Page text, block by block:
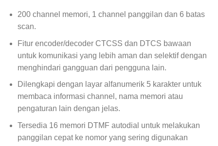
200 channel memori, 1 channel panggilan dan 6 batas
scan.
Fitur encoder/decoder CTCSS dan DTCS bawaan
untuk komunikasi yang lebih aman dan selektif dengan
menghindari gangguan dari pengguna lain.
Dilengkapi dengan layar alfanumerik 5 karakter untuk
membaca informasi channel, nama memori atau
pengaturan lain dengan jelas.
Tersedia 16 memori DTMF autodial untuk melakukan
panggilan cepat ke nomor yang sering digunakan